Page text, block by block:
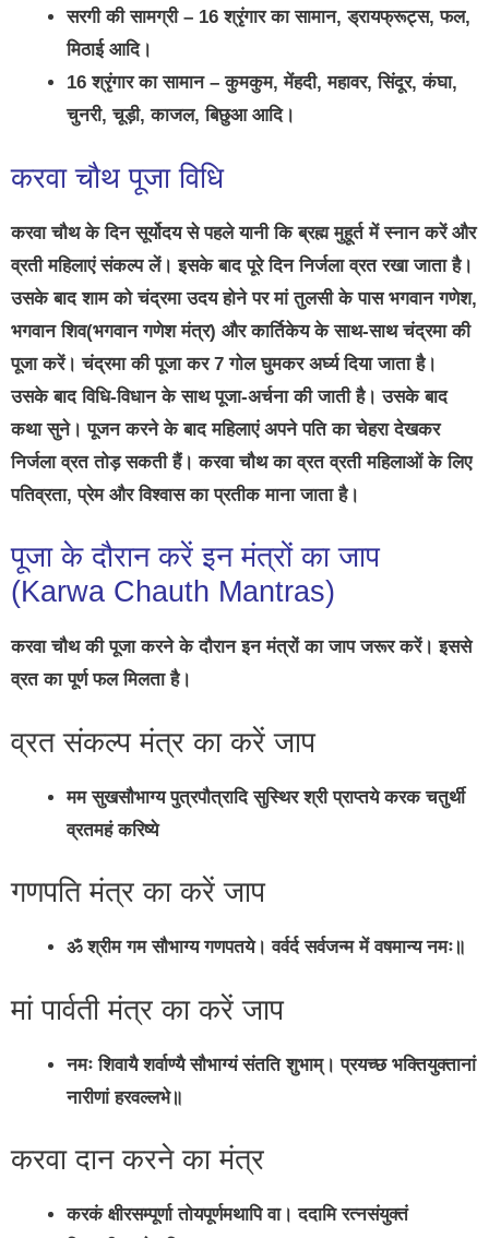
सरगी की सामग्री – 16 श्रृंगार का सामान, ड्रायफ्रूट्स, फल,
मिठाई आदि।
16 श्रृंगार का सामान – कुमकुम, मेंहदी, महावर, सिंदूर, कंघा,
चुनरी, चूड़ी, काजल, बिछुआ आदि।
करवा चौथ पूजा विधि
करवा चौथ के दिन सूर्योदय से पहले यानी कि ब्रह्म मुहूर्त में स्नान करें और
व्रती महिलाएं संकल्प लें। इसके बाद पूरे दिन निर्जला व्रत रखा जाता है।
उसके बाद शाम को चंद्रमा उदय होने पर मां तुलसी के पास भगवान गणेश,
भगवान शिव(भगवान गणेश मंत्र) और कार्तिकेय के साथ-साथ चंद्रमा की
पूजा करें। चंद्रमा की पूजा कर 7 गोल घुमकर अर्घ्य दिया जाता है।
उसके बाद विधि-विधान के साथ पूजा-अर्चना की जाती है। उसके बाद
कथा सुने। पूजन करने के बाद महिलाएं अपने पति का चेहरा देखकर
निर्जला व्रत तोड़ सकती हैं। करवा चौथ का व्रत व्रती महिलाओं के लिए
पतिव्रता, प्रेम और विश्वास का प्रतीक माना जाता है।
पूजा के दौरान करें इन मंत्रों का जाप
(Karwa Chauth Mantras)
करवा चौथ की पूजा करने के दौरान इन मंत्रों का जाप जरूर करें। इससे
व्रत का पूर्ण फल मिलता है।
व्रत संकल्प मंत्र का करें जाप
मम सुखसौभाग्य पुत्रपौत्रादि सुस्थिर श्री प्राप्तये करक चतुर्थी
व्रतमहं करिष्ये
गणपति मंत्र का करें जाप
ॐ श्रीम गम सौभाग्य गणपतये। वर्वर्द सर्वजन्म में वषमान्य नमः॥
मां पार्वती मंत्र का करें जाप
नमः शिवायै शर्वाण्यै सौभाग्यं संतति शुभाम्‌। प्रयच्छ भक्तियुक्तानां
नारीणां हरवल्लभे॥
करवा दान करने का मंत्र
करकं क्षीरसम्पूर्णा तोयपूर्णमथापि वा। ददामि रत्नसंयुक्तं